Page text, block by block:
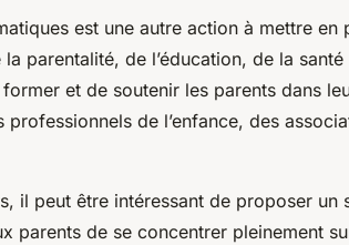
est une autre action à mettre en
parentalité, de l’éducation, de la
et de soutenir les parents dans
professionnels de l’enfance, des
il peut être intéressant de proposer un
parents de se concentrer pleinement